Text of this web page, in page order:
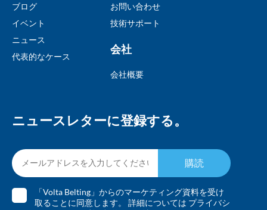
ブログ
イベント
ニュース
代表的なケース
お問い合わせ
技術サポート
会社
会社概要
ニュースレターに登録する。
「Volta Belting」からのマーケティング資料を受け
取ることに同意します。 詳細については プライバシ
購読